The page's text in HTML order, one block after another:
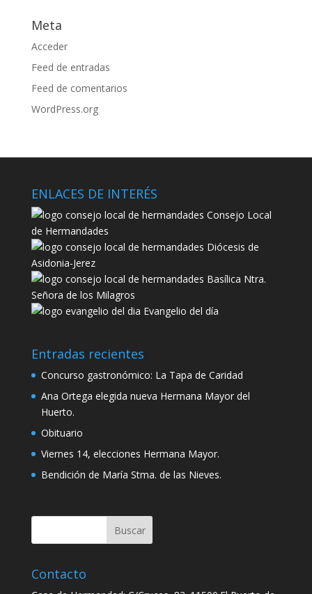
Meta
Acceder
Feed de entradas
Feed de comentarios
WordPress.org
ENLACES DE INTERÉS
Consejo Local
de Hermandades
Diócesis de
Asidonia-Jerez
Basílica Ntra.
Señora de los Milagros
Evangelio del día
Entradas recientes
Concurso gastronómico: La Tapa de Caridad
Ana Ortega elegida nueva Hermana Mayor del
Huerto.
Obituario
Viernes 14, elecciones Hermana Mayor.
Bendición de María Stma. de las Nieves.
Contacto